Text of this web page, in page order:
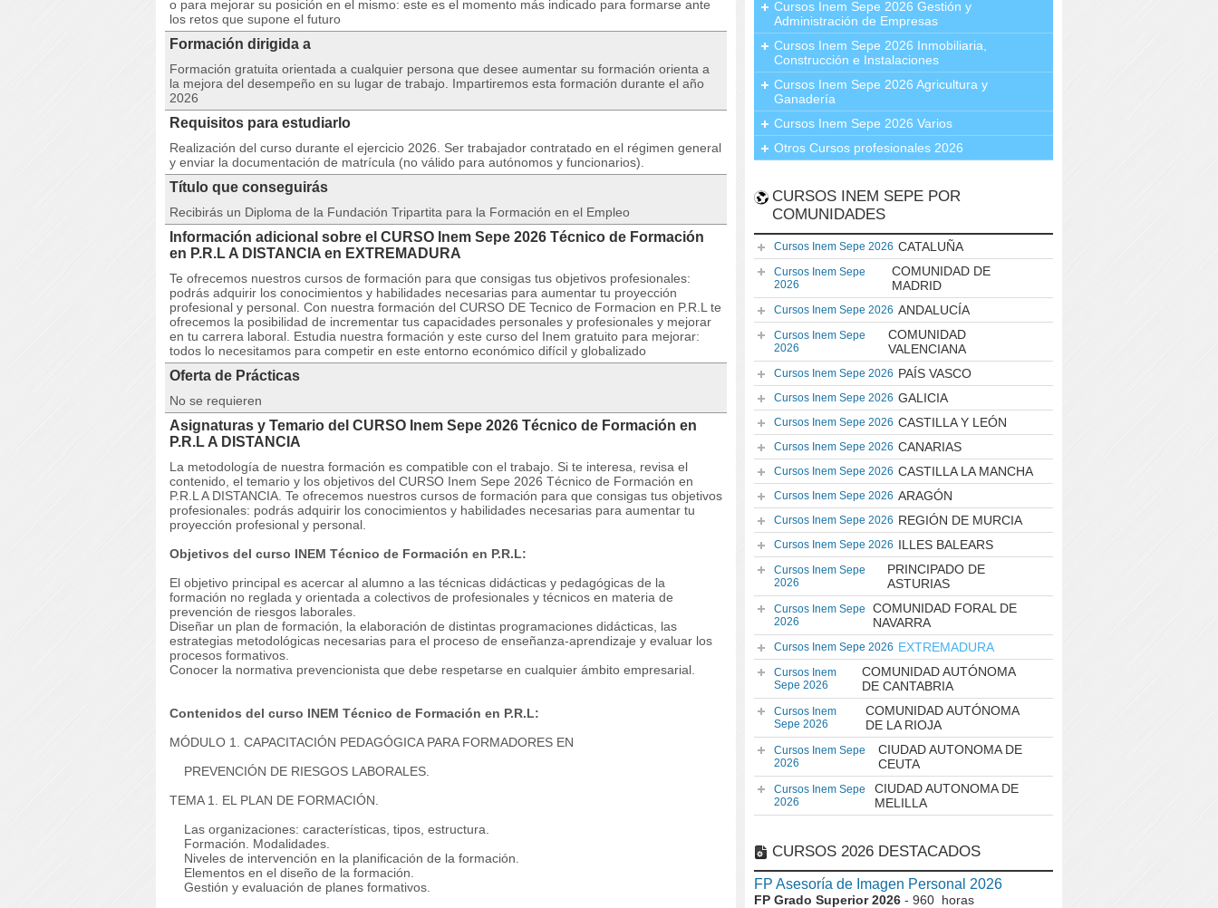
o para mejorar su posición en el mismo: este es el momento más indicado para formarse ante
los retos que supone el futuro
Formación dirigida a
Formación gratuita orientada a cualquier persona que desee aumentar su formación orienta a
la mejora del desempeño en su lugar de trabajo. Impartiremos esta formación durante el año
2026
Requisitos para estudiarlo
Realización del curso durante el ejercicio 2026. Ser trabajador contratado en el régimen general
y enviar la documentación de matrícula (no válido para autónomos y funcionarios).
Título que conseguirás
Recibirás un Diploma de la Fundación Tripartita para la Formación en el Empleo
Información adicional sobre el CURSO Inem Sepe 2026 Técnico de Formación
en P.R.L A DISTANCIA en EXTREMADURA
Te ofrecemos nuestros cursos de formación para que consigas tus objetivos profesionales:
podrás adquirir los conocimientos y habilidades necesarias para aumentar tu proyección
profesional y personal. Con nuestra formación del CURSO DE Tecnico de Formacion en P.R.L te
ofrecemos la posibilidad de incrementar tus capacidades personales y profesionales y mejorar
en tu carrera laboral. Estudia nuestra formación y este curso del Inem gratuito para mejorar:
todos lo necesitamos para competir en este entorno económico difícil y globalizado
Oferta de Prácticas
No se requieren
Asignaturas y Temario del CURSO Inem Sepe 2026 Técnico de Formación en
P.R.L A DISTANCIA
La metodología de nuestra formación es compatible con el trabajo. Si te interesa, revisa el
contenido, el temario y los objetivos del CURSO Inem Sepe 2026 Técnico de Formación en
P.R.L A DISTANCIA. Te ofrecemos nuestros cursos de formación para que consigas tus objetivos
profesionales: podrás adquirir los conocimientos y habilidades necesarias para aumentar tu
proyección profesional y personal.
Objetivos del curso INEM Técnico de Formación en P.R.L:
El objetivo principal es acercar al alumno a las técnicas didácticas y pedagógicas de la
formación no reglada y orientada a colectivos de profesionales y técnicos en materia de
prevención de riesgos laborales.
Diseñar un plan de formación, la elaboración de distintas programaciones didácticas, las
estrategias metodológicas necesarias para el proceso de enseñanza-aprendizaje y evaluar los
procesos formativos.
Conocer la normativa prevencionista que debe respetarse en cualquier ámbito empresarial.
Contenidos del curso INEM Técnico de Formación en P.R.L:
MÓDULO 1. CAPACITACIÓN PEDAGÓGICA PARA FORMADORES EN
PREVENCIÓN DE RIESGOS LABORALES.
TEMA 1. EL PLAN DE FORMACIÓN.
Las organizaciones: características, tipos, estructura.
Formación. Modalidades.
Niveles de intervención en la planificación de la formación.
Elementos en el diseño de la formación.
Gestión y evaluación de planes formativos.
Cursos Inem Sepe 2026 Gestión y
Administración de Empresas
Cursos Inem Sepe 2026 Inmobiliaria,
Construcción e Instalaciones
Cursos Inem Sepe 2026 Agricultura y
Ganadería
Cursos Inem Sepe 2026 Varios
Otros Cursos profesionales 2026
CURSOS INEM SEPE POR
COMUNIDADES
Cursos Inem Sepe 2026 CATALUÑA
Cursos Inem Sepe
2026
COMUNIDAD DE
MADRID
Cursos Inem Sepe 2026 ANDALUCÍA
Cursos Inem Sepe
2026
COMUNIDAD
VALENCIANA
Cursos Inem Sepe 2026 PAÍS VASCO
Cursos Inem Sepe 2026 GALICIA
Cursos Inem Sepe 2026 CASTILLA Y LEÓN
Cursos Inem Sepe 2026 CANARIAS
Cursos Inem Sepe 2026 CASTILLA LA MANCHA
Cursos Inem Sepe 2026 ARAGÓN
Cursos Inem Sepe 2026 REGIÓN DE MURCIA
Cursos Inem Sepe 2026 ILLES BALEARS
Cursos Inem Sepe
2026
PRINCIPADO DE
ASTURIAS
Cursos Inem Sepe
2026
COMUNIDAD FORAL DE
NAVARRA
Cursos Inem Sepe 2026 EXTREMADURA
Cursos Inem
Sepe 2026
COMUNIDAD AUTÓNOMA
DE CANTABRIA
Cursos Inem
Sepe 2026
COMUNIDAD AUTÓNOMA
DE LA RIOJA
Cursos Inem Sepe
2026
CIUDAD AUTONOMA DE
CEUTA
Cursos Inem Sepe
2026
CIUDAD AUTONOMA DE
MELILLA
CURSOS 2026 DESTACADOS
FP Asesoría de Imagen Personal 2026
FP Grado Superior 2026 - 960 horas